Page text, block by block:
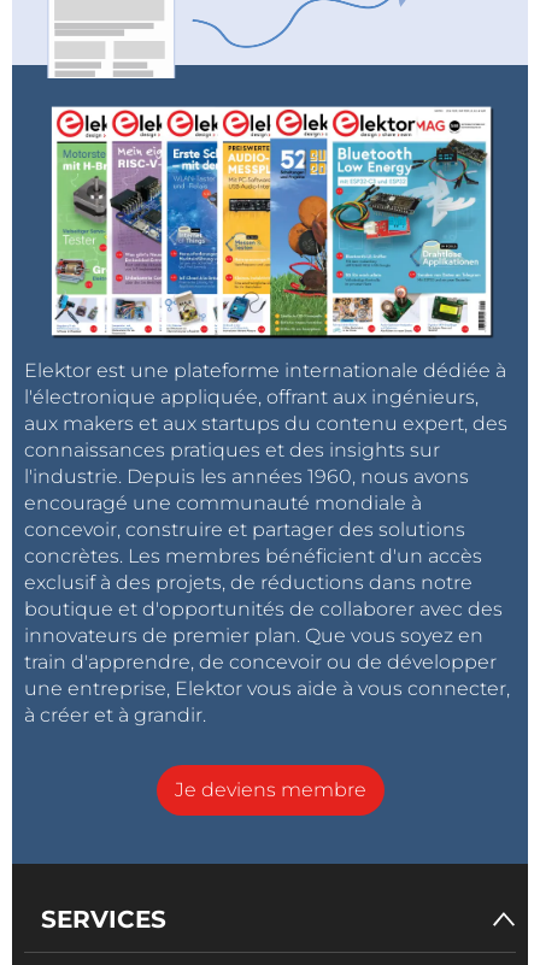
Elektor est une plateforme internationale dédiée à
l'électronique appliquée, offrant aux ingénieurs,
aux makers et aux startups du contenu expert, des
connaissances pratiques et des insights sur
l'industrie. Depuis les années 1960, nous avons
encouragé une communauté mondiale à
concevoir, construire et partager des solutions
concrètes. Les membres bénéficient d'un accès
exclusif à des projets, de réductions dans notre
boutique et d'opportunités de collaborer avec des
innovateurs de premier plan. Que vous soyez en
train d'apprendre, de concevoir ou de développer
une entreprise, Elektor vous aide à vous connecter,
à créer et à grandir.
Je deviens membre
SERVICES